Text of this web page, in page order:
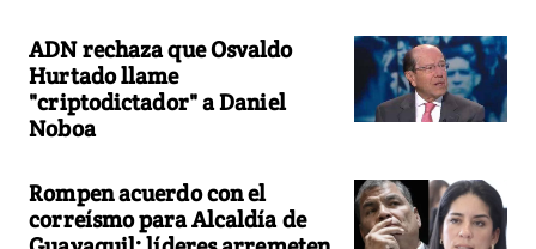
ADN rechaza que Osvaldo
Hurtado llame
"criptodictador" a Daniel
Noboa
Rompen acuerdo con el
correísmo para Alcaldía de